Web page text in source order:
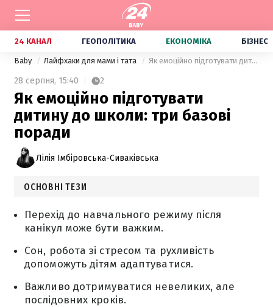
24 КАНАЛ ГЕОПОЛІТИКА ЕКОНОМІКА БІЗНЕС
Baby Лайфхаки для мами і тата Як емоційно підготувати дитину до школи: три базові поради
28 серпня, 15:40 2
Як емоційно підготувати
дитину до школи: три базові
поради
Лілія Імбіровська-Сиваківська
ОСНОВНІ ТЕЗИ
Перехід до навчального режиму після
канікул може бути важким.
Сон, робота зі стресом та рухливість
допоможуть дітям адаптуватися.
Важливо дотримуватися невеликих, але
послідовних кроків.